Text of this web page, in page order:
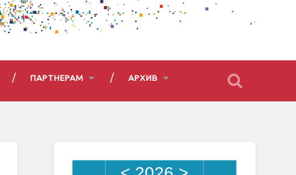
ПАРТНЕРАМ АРХИВ